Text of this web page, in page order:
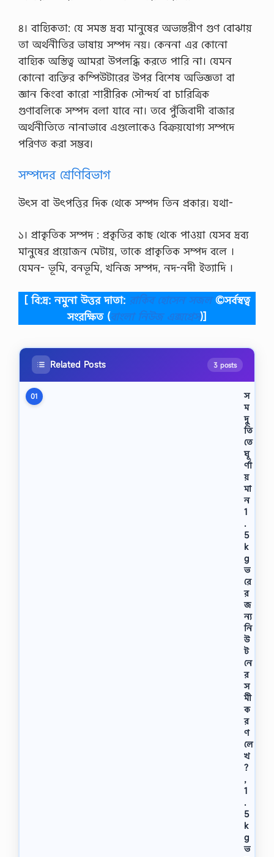
৪। বাহ্যিকতা: যে সমস্ত দ্রব্য মানুষের অভ্যন্তরীণ গুণ বোঝায়
তা অর্থনীতির ভাষায় সম্পদ নয়। কেননা এর কোনো
বাহ্যিক অস্তিত্ব আমরা উপলব্ধি করতে পারি না। যেমন
কোনো ব্যক্তির কম্পিউটারের উপর বিশেষ অভিজ্ঞতা বা
জ্ঞান কিংবা কারো শারীরিক সৌন্দর্য বা চারিত্রিক
গুণাবলিকে সম্পদ বলা যাবে না। তবে পুঁজিবাদী বাজার
অর্থনীতিতে নানাভাবে এগুলোকেও বিক্রয়যোগ্য সম্পদে
পরিণত করা সম্ভব।
সম্পদের শ্রেণিবিভাগ
উৎস বা উৎপত্তির দিক থেকে সম্পদ তিন প্রকার। যথা-
১। প্রাকৃতিক সম্পদ : প্রকৃতির কাছ থেকে পাওয়া যেসব দ্রব্য
মানুষের প্রয়োজন মেটায়, তাকে প্রাকৃতিক সম্পদ বলে ।
যেমন- ভূমি, বনভূমি, খনিজ সম্পদ, নদ-নদী ইত্যাদি ।
[ বি:দ্র: নমুনা উত্তর দাতা: রাকিব হোসেন সজল©সর্বস্বত্ব
সংরক্ষিত (বাংলা নিউজ এক্সপ্রেস)]
Related Posts 3 posts
01
স
ম
দু
তি
তে
ঘূ
র্ণা
য়
মা
ন
1
.
5
k
g
ভ
রে
র
জ
ন্য
নি
উ
ট
নে
র
স
মী
ক
র
ণ
লে
খ
?
,
1
.
5
k
g
ভ